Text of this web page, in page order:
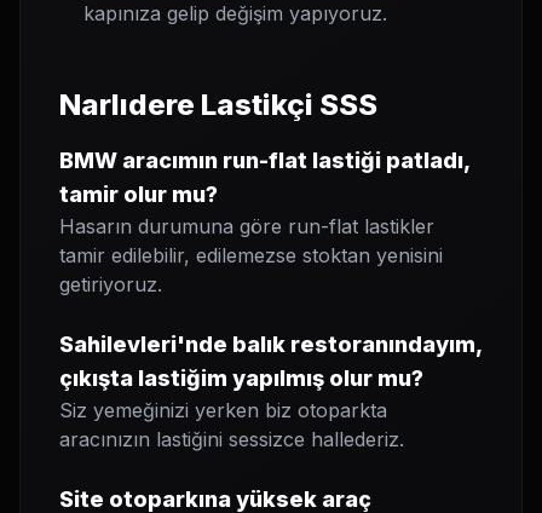
kapınıza gelip değişim yapıyoruz.
Narlıdere Lastikçi SSS
BMW aracımın run-flat lastiği patladı,
tamir olur mu?
Hasarın durumuna göre run-flat lastikler
tamir edilebilir, edilemezse stoktan yenisini
getiriyoruz.
Sahilevleri'nde balık restoranındayım,
çıkışta lastiğim yapılmış olur mu?
Siz yemeğinizi yerken biz otoparkta
aracınızın lastiğini sessizce hallederiz.
Site otoparkına yüksek araç